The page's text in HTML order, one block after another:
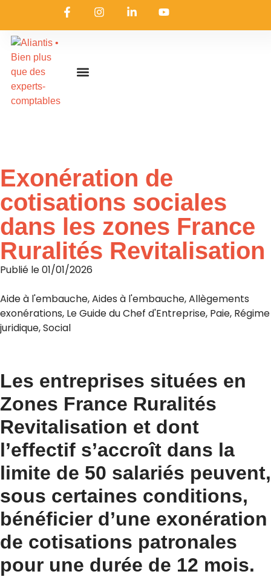
Exonération de
cotisations sociales
dans les zones France
Ruralités Revitalisation
Publié le01/01/2026
Aide à l'embauche,Aides à l'embauche,Allègements
exonérations, Le Guide du Chef d'Entreprise, Paie, Régime
juridique,Social
Les entreprises situées en
Zones France Ruralités
Revitalisation et dont
l’effectif s’accroît dans la
limite de 50 salariés peuvent,
sous certaines conditions,
bénéficier d’une exonération
de cotisations patronales
pour une durée de 12 mois.